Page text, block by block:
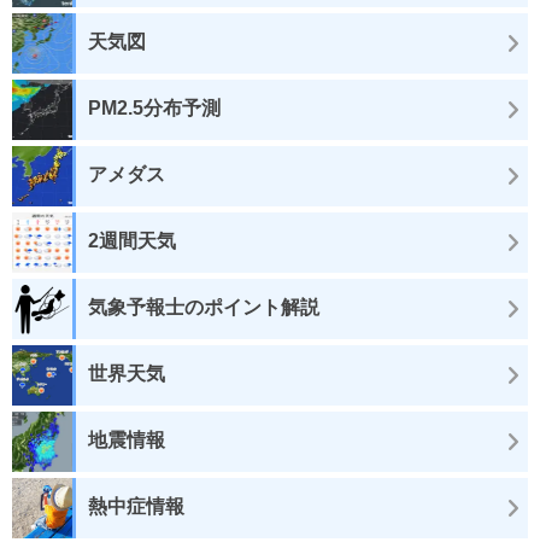
天気図
PM2.5分布予測
アメダス
2週間天気
気象予報士のポイント解説
世界天気
地震情報
熱中症情報